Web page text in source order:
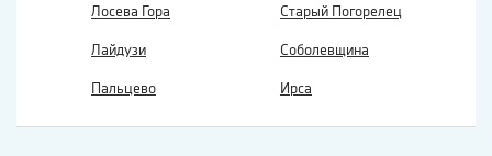
Лосева Гора Старый Погорелец
Лайдузи Соболевщина
Пальцево Ирса